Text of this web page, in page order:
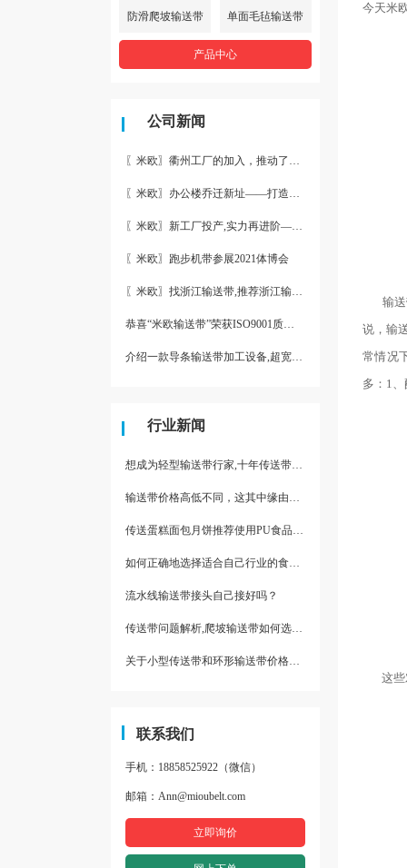
防滑爬坡输送带 单面毛毡输送带
产品中心
公司新闻
〖米欧〗衢州工厂的加入，推动了产能更节约了成本。
〖米欧〗办公楼乔迁新址——打造新起点 再著新篇章
〖米欧〗新工厂投产,实力再进阶—米欧带业衢州工厂投产并平稳运
〖米欧〗跑步机带参展2021体博会
〖米欧〗找浙江输送带,推荐浙江输送带生产厂家“米欧”
恭喜“米欧输送带”荣获ISO9001质量体系认证
介绍一款导条输送带加工设备,超宽输送带利器
行业新闻
想成为轻型输送带行家,十年传送带师傅教你三招
输送带价格高低不同，这其中缘由你清楚了吗
传送蛋糕面包月饼推荐使用PU食品级输送带
如何正确地选择适合自己行业的食品输送带
流水线输送带接头自己接好吗？
传送带问题解析,爬坡输送带如何选择,推荐一款防滑输送带
关于小型传送带和环形输送带价格，他们有什么区别点。
联系我们
手机：18858525922（微信）
邮箱：Ann@mioubelt.com
立即询价
今天米
输送
说，输
常情况
多： 1
这些